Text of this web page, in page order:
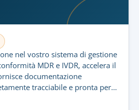
nel vostro sistema di gestione
MDR e IVDR, accelera il
documentazione
tracciabile e pronta per